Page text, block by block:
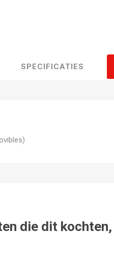
SPECIFICATIES
die dit